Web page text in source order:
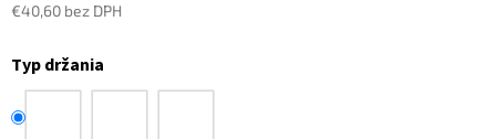
€40,60 bez DPH
cena:
Typ držania